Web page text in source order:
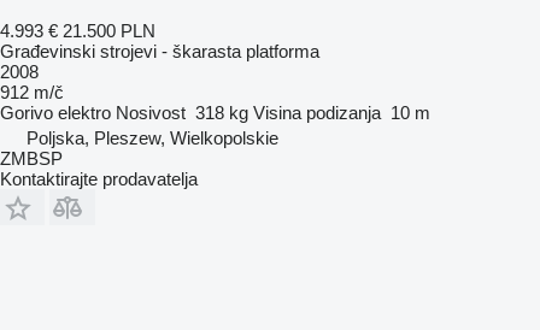
4.993 € 21.500 PLN
Građevinski strojevi - škarasta platforma
2008
912 m/č
Gorivo elektro Nosivost 318 kg Visina podizanja 10 m
Poljska, Pleszew, Wielkopolskie
ZMBSP
Kontaktirajte prodavatelja